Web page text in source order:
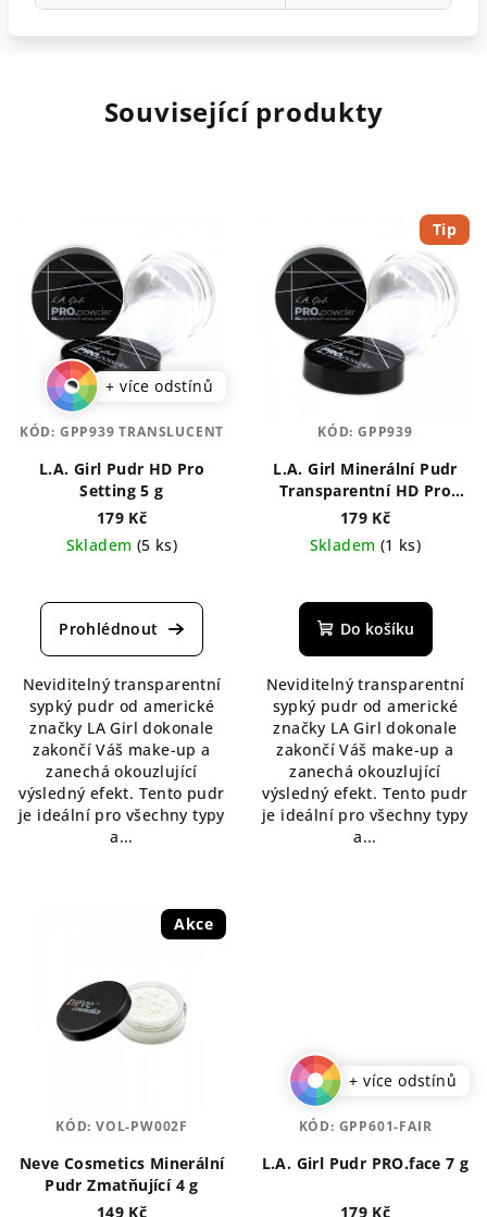
Související produkty
+ více odstínů
L.A. Girl Pudr HD Pro
Setting 5 g
179 Kč
Skladem (5 ks)
hodnocení
produktu
z
5
hvězdiček.
Neviditelný transparentní
sypký pudr od americké
značky LA Girl dokonale
zakončí Váš make-up a
zanechá okouzlující
výsledný efekt. Tento pudr
je ideální pro všechny typy
a...
KÓD: GPP939 TRANSLUCENT
Tip
L.A. Girl Minerální Pudr
Transparentní HD Pro
Setting 5 g
179 Kč
Skladem (1 ks)
hodnocení
produktu
z
5
hvězdiček.
Do košíku
Neviditelný transparentní
sypký pudr od americké
značky LA Girl dokonale
zakončí Váš make-up a
zanechá okouzlující
výsledný efekt. Tento pudr
je ideální pro všechny typy
a...
KÓD:GPP939
Akce
Neve Cosmetics Minerální
Pudr Zmatňující 4 g
149 Kč
KÓD: VOL-PW002F
+ více odstínů
L.A. Girl Pudr PRO.face 7 g
179 Kč
KÓD: GPP601-FAIR